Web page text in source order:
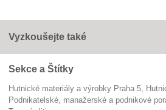
Vyzkoušejte také
Sekce a Štítky
Hutnické materiály a výrobky Praha 5
Podnikatelské, manažerské a podnikové